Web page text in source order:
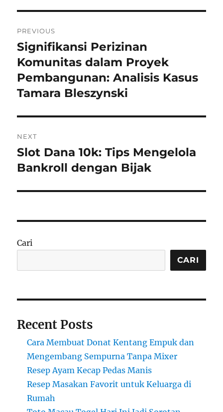
pos
PREVIOUS
Previous
post:
Signifikansi Perizinan
Komunitas dalam Proyek
Pembangunan: Analisis Kasus
Tamara Bleszynski
NEXT
Next
post:
Slot Dana 10k: Tips Mengelola
Bankroll dengan Bijak
Cari
CARI
Recent Posts
Cara Membuat Donat Kentang Empuk dan
Mengembang Sempurna Tanpa Mixer
Resep Ayam Kecap Pedas Manis
Resep Masakan Favorit untuk Keluarga di
Rumah